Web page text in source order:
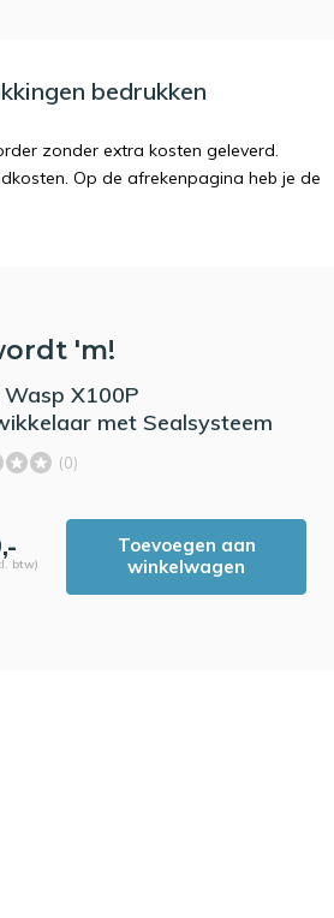
bedrukken
zonder extra kosten geleverd.
Op de afrekenpagina heb je de
'm!
X100P
met Sealsysteem
(0)
btw)
Toevoegen aan
winkelwagen